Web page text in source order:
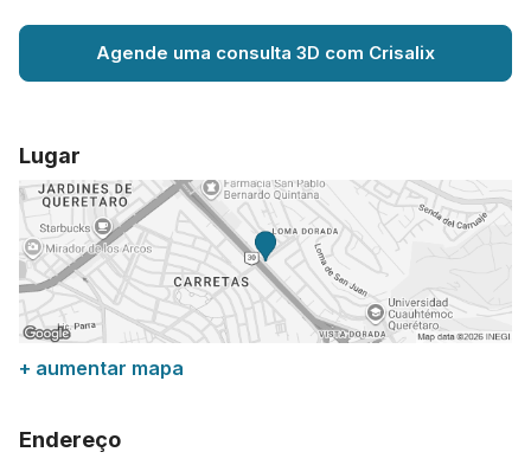
Agende uma consulta 3D com Crisalix
Lugar
+ aumentar mapa
Endereço